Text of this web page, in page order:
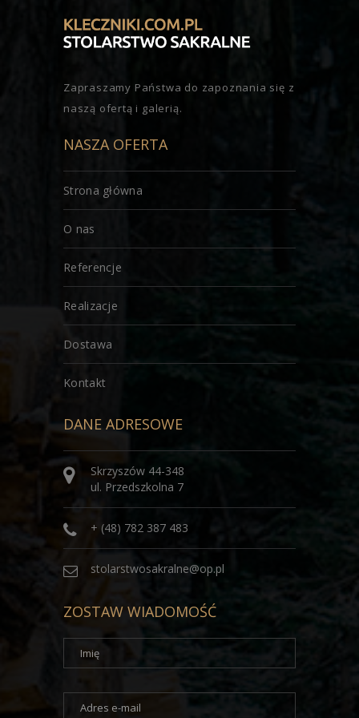
Zapraszamy Państwa do zapoznania się z
naszą ofertą i galerią.
NASZA OFERTA
Strona główna
O nas
Referencje
Realizacje
Dostawa
Kontakt
DANE ADRESOWE
Skrzyszów 44-348
ul. Przedszkolna 7
+ (48) 782 387 483
stolarstwosakralne@op.pl
ZOSTAW WIADOMOŚĆ